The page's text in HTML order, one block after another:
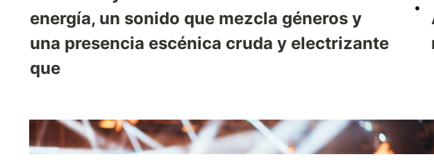
energía, un sonido que mezcla géneros y
una presencia escénica cruda y electrizante
que